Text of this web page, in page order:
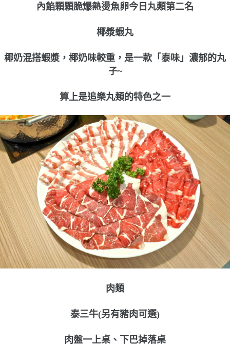
內餡顆顆脆爆熱燙魚卵今日丸類第二名
椰漿蝦丸
椰奶混搭蝦漿，椰奶味較重，是一款「泰味」濃郁的丸
子~
算上是追樂丸類的特色之一
肉類
泰三牛(另有豬肉可選)
肉盤一上桌、下巴掉落桌